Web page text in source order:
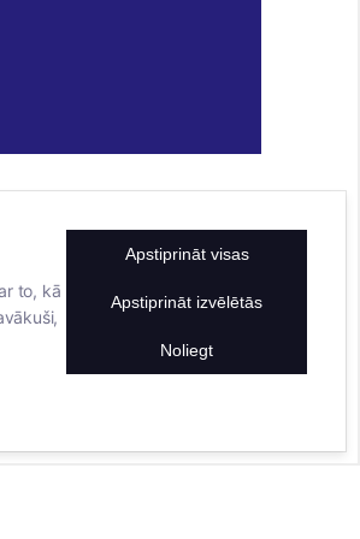
KONTAKTINFORMĀCIJA
TĀLRUNIS
+371 25911816
info@bertasnams.lv
to, kā
Apstiprināt visas
Apstiprināt izvēlētās
Noliegt